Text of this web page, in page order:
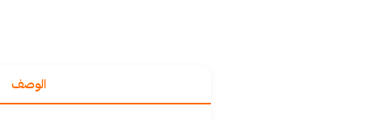
الوصف